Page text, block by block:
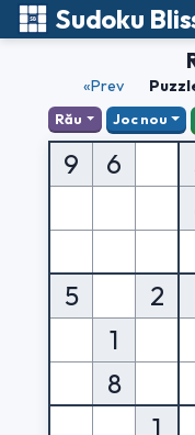
Sudoku
«Prev
Rău Joc nou
9 6
5
2
1
8
1